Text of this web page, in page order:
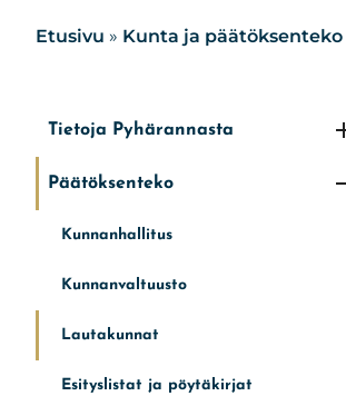
Etusivu » Kunta ja päätöksenteko
Tietoja Pyhärannasta
Päätöksenteko
Kunnanhallitus
Kunnanvaltuusto
Lautakunnat
Esityslistat ja pöytäkirjat